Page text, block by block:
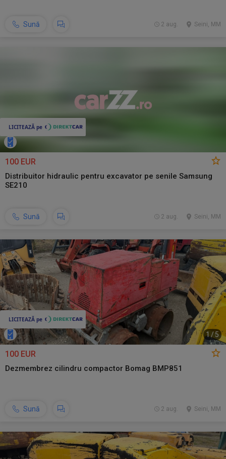
Sună Seini, MM
2 aug.
100 EUR
Distribuitor hidraulic pentru excavator pe senile Samsung
SE210
Sună Seini, MM
2 aug.
1 / 5
100 EUR
Dezmembrez cilindru compactor Bomag BMP851
Sună Seini, MM
2 aug.